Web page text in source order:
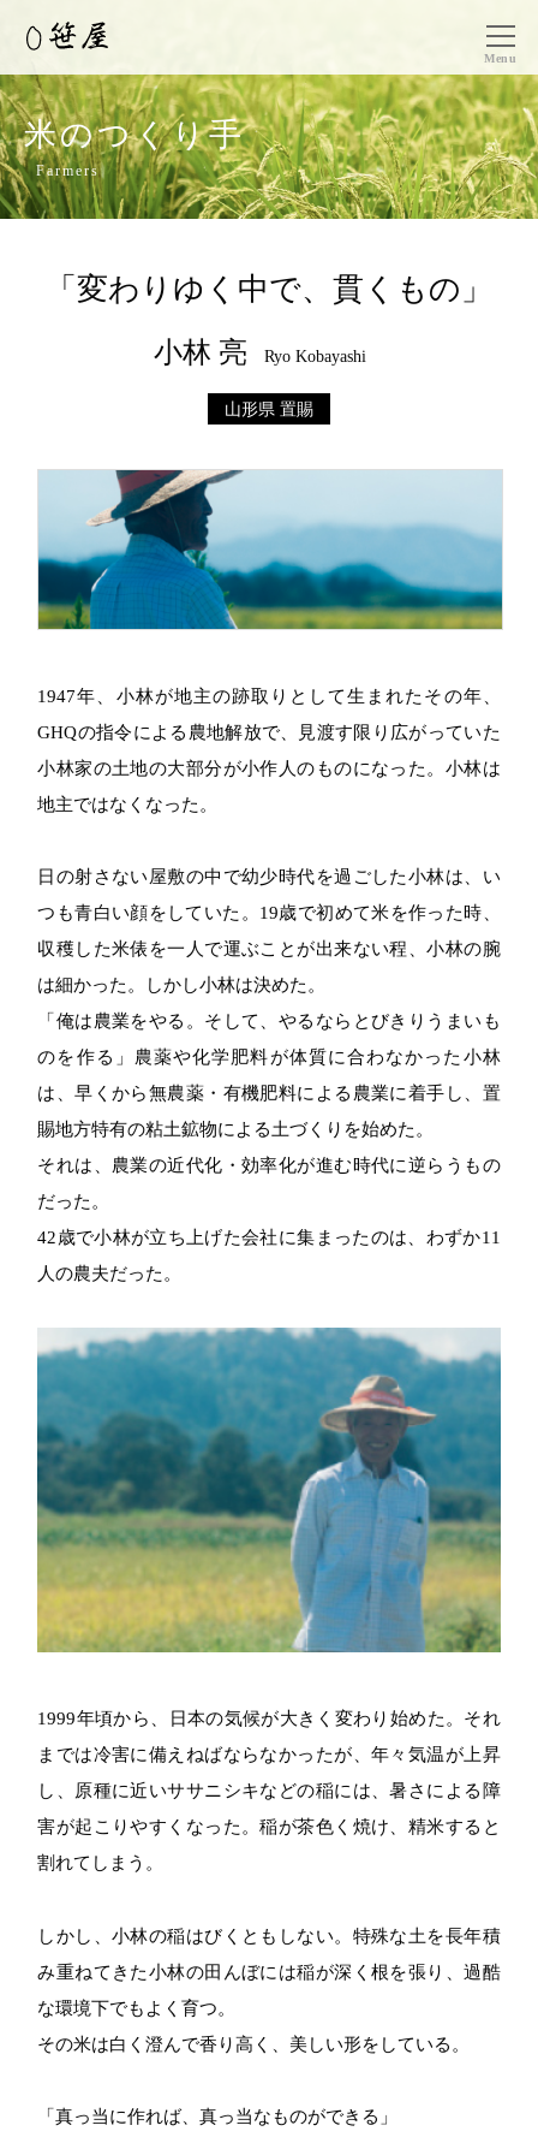
Menu
米のつくり手
Farmers
「変わりゆく中で、貫くもの」
小林 亮 Ryo Kobayashi
山形県 置賜
1947年、小林が地主の跡取りとして生まれたその年、
GHQの指令による農地解放で、見渡す限り広がっていた
小林家の土地の大部分が小作人のものになった。小林は
地主ではなくなった。
日の射さない屋敷の中で幼少時代を過ごした小林は、い
つも青白い顔をしていた。19歳で初めて米を作った時、
収穫した米俵を一人で運ぶことが出来ない程、小林の腕
は細かった。しかし小林は決めた。
「俺は農業をやる。そして、やるならとびきりうまいも
のを作る」農薬や化学肥料が体質に合わなかった小林
は、早くから無農薬・有機肥料による農業に着手し、置
賜地方特有の粘土鉱物による土づくりを始めた。
それは、農業の近代化・効率化が進む時代に逆らうもの
だった。
42歳で小林が立ち上げた会社に集まったのは、わずか11
人の農夫だった。
1999年頃から、日本の気候が大きく変わり始めた。それ
までは冷害に備えねばならなかったが、年々気温が上昇
し、原種に近いササニシキなどの稲には、暑さによる障
害が起こりやすくなった。稲が茶色く焼け、精米すると
割れてしまう。
しかし、小林の稲はびくともしない。特殊な土を長年積
み重ねてきた小林の田んぼには稲が深く根を張り、過酷
な環境下でもよく育つ。
その米は白く澄んで香り高く、美しい形をしている。
「真っ当に作れば、真っ当なものができる」